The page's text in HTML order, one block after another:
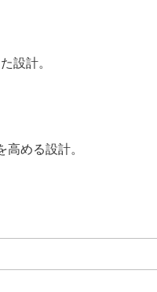
設計。
める設計。